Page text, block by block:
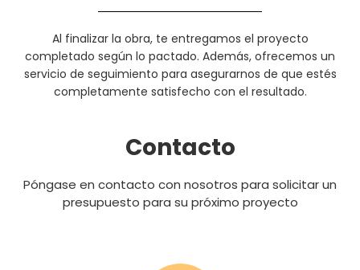
Al finalizar la obra, te entregamos el proyecto
completado según lo pactado. Además, ofrecemos un
servicio de seguimiento para asegurarnos de que estés
completamente satisfecho con el resultado.
Contacto
Póngase en contacto con nosotros para solicitar un
presupuesto para su próximo proyecto